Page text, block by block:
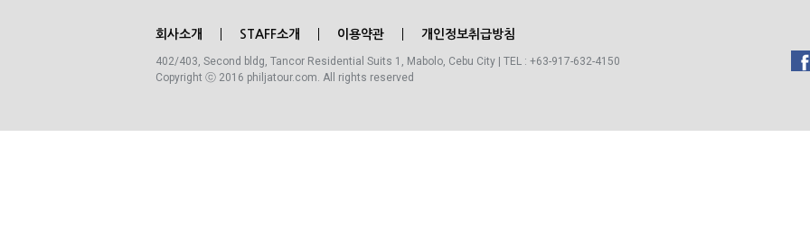
회사소개 STAFF소개 이용약관 개인정보취급방침
402/403, Second bldg, Tancor Residential Suits 1, Mabolo, Cebu City | TEL : +63-917-632-4150
Copyright ⓒ 2016 philjatour.com. All rights reserved